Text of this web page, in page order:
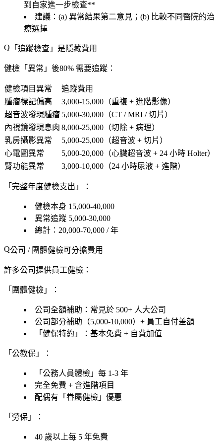
到自家進一步檢查**
建議 ：(a) 異常結果第二意見 ；(b) 比較不同醫院的治
療選擇
「 追蹤檢查 」是隱藏費用
健檢「 異常 」後80% 需要追蹤 ：
健檢項目異常
追蹤費用
腫瘤標記偏高
3,000-15,000（重複 + 進階影像）
超音波發現腫瘤 5,000-30,000（CT / MRI / 切片）
內視鏡發現息肉 8,000-25,000（切除 + 病理）
乳房攝影異常
5,000-25,000（超音波 + 切片）
心電圖異常
5,000-20,000（心臟超音波 + 24 小時 Holter）
腎功能異常
3,000-10,000（24 小時尿液 + 進階）
「完整年度健檢支出」：
健檢本身 15,000-40,000
異常追蹤 5,000-30,000
總計 ：20,000-70,000 / 年
公司 / 團體健檢可分擔費用
許多公司提供員工健檢：
「團體健檢」：
公司全額補助 ：常見於 500+ 人大公司
公司部分補助 （5,000-10,000）+ 員工自付差額
「健保特約」：基本免費 + 自費加值
「公教保」：
「 公務人員體檢 」每 1-3 年
完全免費 + 含進階項目
配偶有「 眷屬健檢 」優惠
「勞保」：
40 歲以上每 5 年免費